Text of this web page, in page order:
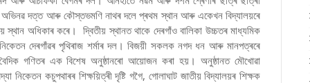
অভিনৱ দত্ত আৰু কৌস্তভমণি নাথৰ দলে প্ৰথম স্থান আৰু একেখন বিদ্যালয়ৰে
অধিকাৰ কৰে। দ্বিতীয় স্থানত থাকে দেৰগাঁও বালিকা উচ্চতৰ মাধ্যমিক
নিকেতন দেৰগাঁৱৰ পৃথিৰাজ শৰ্মাৰ দল। বিজয়ী সকলক নগদ ধন আৰু মানপত্ৰৰে
গণিতৰ এক বিশেষ অনুষ্ঠানৰো আয়োজন কৰা হয়। অনুষ্ঠানত মৌখোৱা
নিকেতন কচুপথাৰৰ শিক্ষয়িত্ৰী দৃষ্টি গগৈ, গোলাঘাট জাতীয় বিদ্যালয়ৰ শিক্ষক